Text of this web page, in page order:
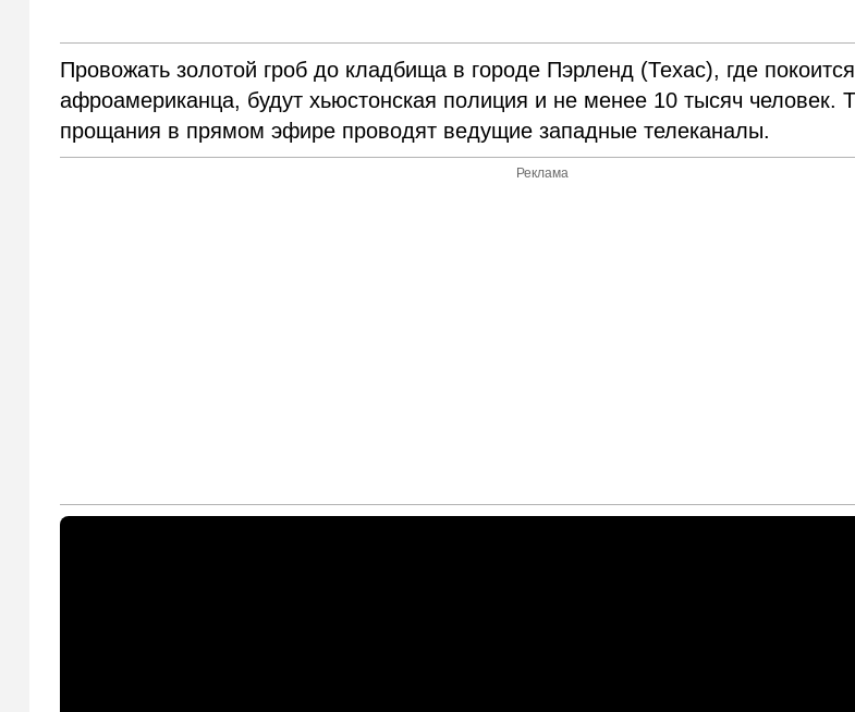
Провожать золотой гроб до кладбища в городе Пэрленд (Техас), где
афроамериканца, будут хьюстонская полиция и не менее 10 тысяч человек.
прощания в прямом эфире проводят ведущие западные телеканалы.
Реклама